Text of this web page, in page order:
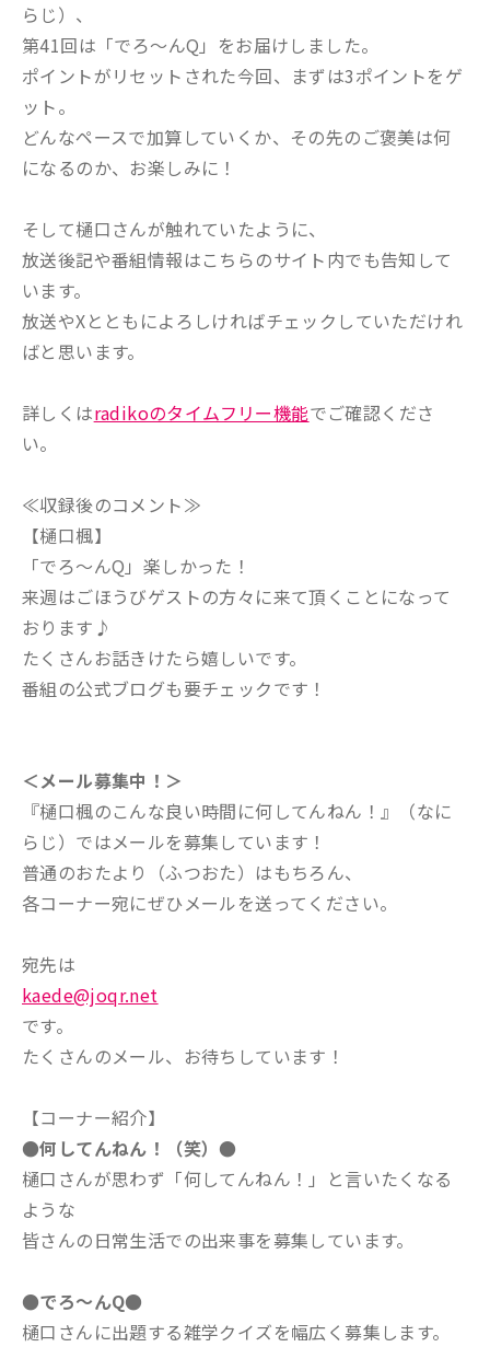
らじ）、
第41回は「でろ～んQ」をお届けしました。
ポイントがリセットされた今回、まずは3ポイントをゲ
ット。
どんなペースで加算していくか、その先のご褒美は何
になるのか、お楽しみに！
そして樋口さんが触れていたように、
放送後記や番組情報はこちらのサイト内でも告知して
います。
放送やXとともによろしければチェックしていただけれ
ばと思います。
詳しくはradikoのタイムフリー機能でご確認くださ
い。
≪収録後のコメント≫
【樋口楓】
「でろ～んQ」楽しかった！
来週はごほうびゲストの方々に来て頂くことになって
おります♪
たくさんお話きけたら嬉しいです。
番組の公式ブログも要チェックです！
＜メール募集中！＞
『樋口楓のこんな良い時間に何してんねん！』（なに
らじ）ではメールを募集しています！
普通のおたより（ふつおた）はもちろん、
各コーナー宛にぜひメールを送ってください。
宛先は
kaede@joqr.net
です。
たくさんのメール、お待ちしています！
【コーナー紹介】
●何してんねん！（笑）●
樋口さんが思わず「何してんねん！」と言いたくなる
ような
皆さんの日常生活での出来事を募集しています。
●でろ～んQ●
樋口さんに出題する雑学クイズを幅広く募集します。